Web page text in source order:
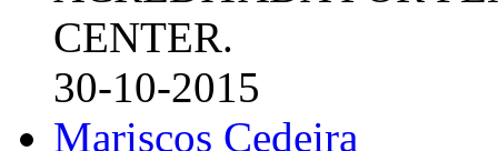
CENTER.
30-10-2015
Mariscos Cedeira